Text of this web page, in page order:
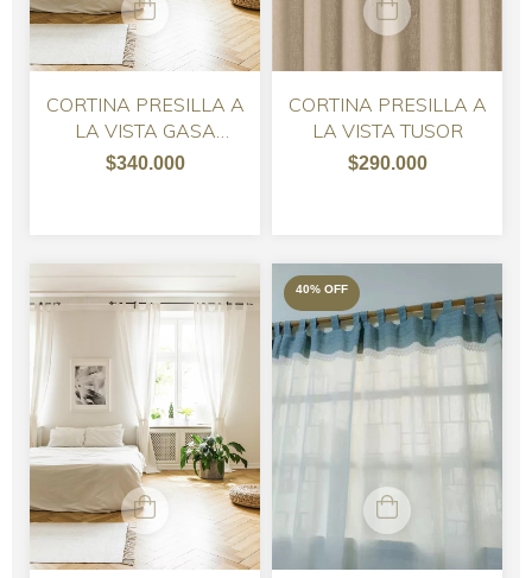
CORTINA PRESILLA A
LA VISTA GASA
TUSOR - 190
$340.000
CORTINA PRESILLA A
LA VISTA TUSOR
$290.000
40% OFF